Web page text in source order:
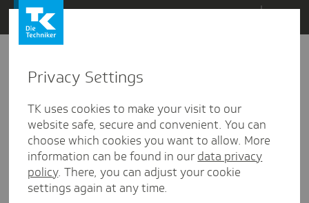
Direkt
Inhalt
Privacy Settings
TK uses cookies to make your visit to our
website safe, secure and convenient. You can
choose which cookies you want to allow. More
information can be found in our data privacy
policy. There, you can adjust your cookie
settings again at any time.